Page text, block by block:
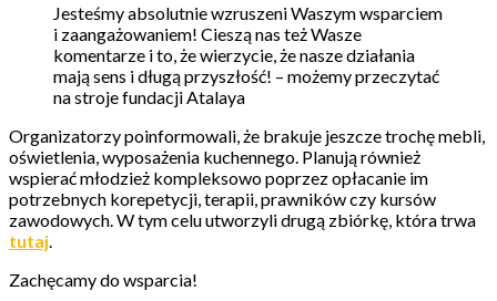
Jesteśmy absolutnie wzruszeni Waszym wsparciem
i zaangażowaniem! Cieszą nas też Wasze
komentarze i to, że wierzycie, że nasze działania
mają sens i długą przyszłość! – możemy przeczytać
na stroje fundacji Atalaya
Organizatorzy poinformowali, że brakuje jeszcze trochę mebli,
oświetlenia, wyposażenia kuchennego. Planują również
wspierać młodzież kompleksowo poprzez opłacanie im
potrzebnych korepetycji, terapii, prawników czy kursów
zawodowych. W tym celu utworzyli drugą zbiórkę, która trwa
tutaj.
Zachęcamy do wsparcia!